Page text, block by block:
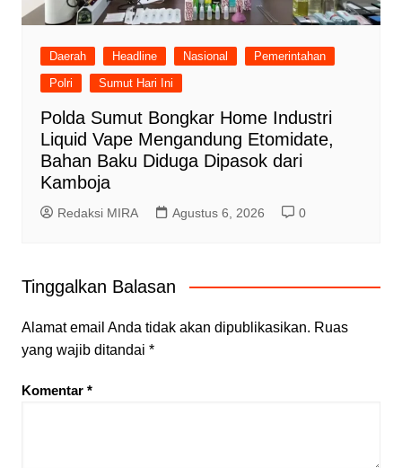
Daerah Headline Nasional
Pemerintahan
Polri
Sumut Hari Ini
Polda Sumut Bongkar Home Industri
Liquid Vape Mengandung Etomidate,
Bahan Baku Diduga Dipasok dari
Kamboja
Redaksi MIRA Agustus 6, 2026 0
Tinggalkan Balasan
Alamat email Anda tidak akan dipublikasikan. Ruas
yang wajib ditandai *
Komentar *